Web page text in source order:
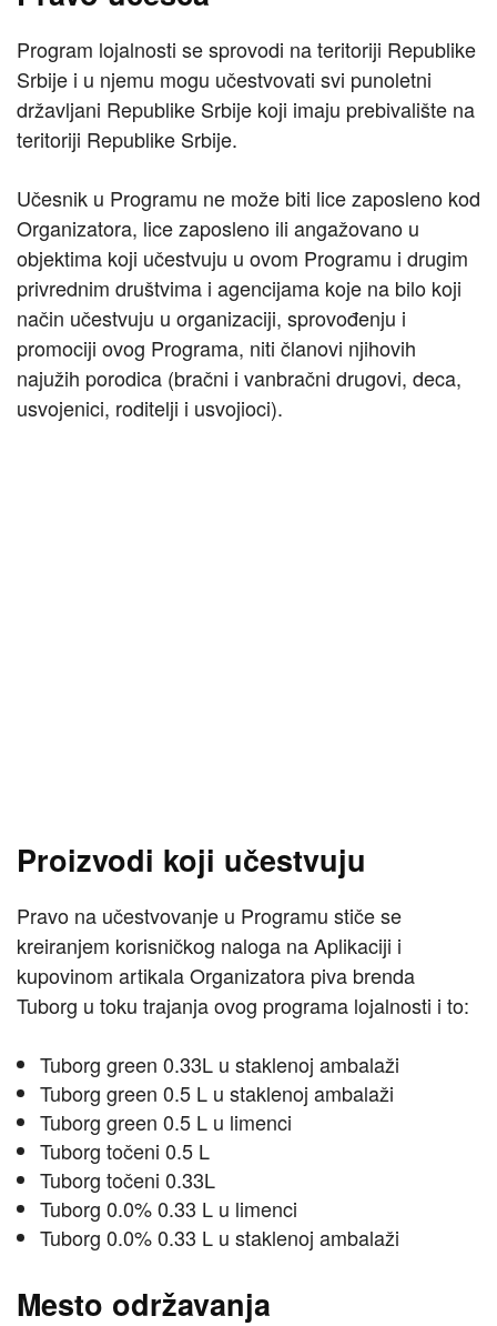
Program lojalnosti se sprovodi na teritoriji Republike
Srbije i u njemu mogu učestvovati svi punoletni
državljani Republike Srbije koji imaju prebivalište na
teritoriji Republike Srbije.
Učesnik u Programu ne može biti lice zaposleno kod
Organizatora, lice zaposleno ili angažovano u
objektima koji učestvuju u ovom Programu i drugim
privrednim društvima i agencijama koje na bilo koji
način učestvuju u organizaciji, sprovođenju i
promociji ovog Programa, niti članovi njihovih
najužih porodica (bračni i vanbračni drugovi, deca,
usvojenici, roditelji i usvojioci).
Proizvodi koji učestvuju
Pravo na učestvovanje u Programu stiče se
kreiranjem korisničkog naloga na Aplikaciji i
kupovinom artikala Organizatora piva brenda
Tuborg u toku trajanja ovog programa lojalnosti i to:
Tuborg green 0.33L u staklenoj ambalaži
Tuborg green 0.5 L u staklenoj ambalaži
Tuborg green 0.5 L u limenci
Tuborg točeni 0.5 L
Tuborg točeni 0.33L
Tuborg 0.0% 0.33 L u limenci
Tuborg 0.0% 0.33 L u staklenoj ambalaži
Mesto održavanja